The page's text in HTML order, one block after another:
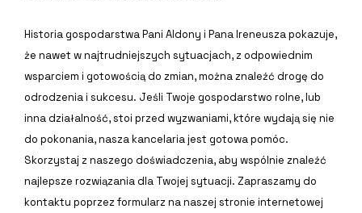
Historia gospodarstwa Pani Aldony i Pana Ireneusza pokazuje,
że nawet w najtrudniejszych sytuacjach, z odpowiednim
wsparciem i gotowością do zmian, można znaleźć drogę do
odrodzenia i sukcesu. Jeśli Twoje gospodarstwo rolne, lub
inna działalność, stoi przed wyzwaniami, które wydają się nie
do pokonania, nasza kancelaria jest gotowa pomóc.
Skorzystaj z naszego doświadczenia, aby wspólnie znaleźć
najlepsze rozwiązania dla Twojej sytuacji. Zapraszamy do
kontaktu poprzez formularz na naszej stronie internetowej